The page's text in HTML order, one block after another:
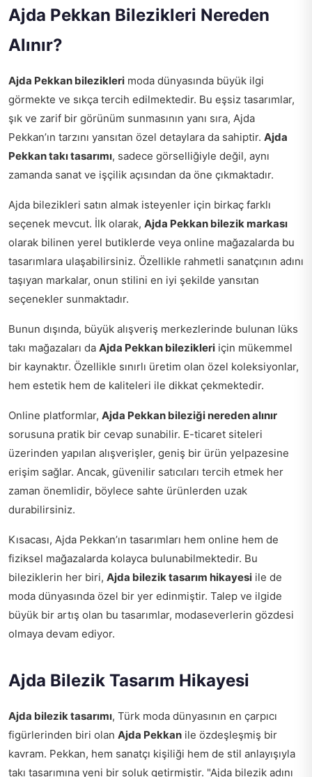
Ajda Pekkan Bilezikleri Nereden
Alınır?
Ajda Pekkan bilezikleri moda dünyasında büyük ilgi
görmekte ve sıkça tercih edilmektedir. Bu eşsiz tasarımlar,
şık ve zarif bir görünüm sunmasının yanı sıra, Ajda
Pekkan’ın tarzını yansıtan özel detaylara da sahiptir. Ajda
Pekkan takı tasarımı, sadece görselliğiyle değil, aynı
zamanda sanat ve işçilik açısından da öne çıkmaktadır.
Ajda bilezikleri satın almak isteyenler için birkaç farklı
seçenek mevcut. İlk olarak, Ajda Pekkan bilezik markası
olarak bilinen yerel butiklerde veya online mağazalarda bu
tasarımlara ulaşabilirsiniz. Özellikle rahmetli sanatçının adını
taşıyan markalar, onun stilini en iyi şekilde yansıtan
seçenekler sunmaktadır.
Bunun dışında, büyük alışveriş merkezlerinde bulunan lüks
takı mağazaları da Ajda Pekkan bilezikleri için mükemmel
bir kaynaktır. Özellikle sınırlı üretim olan özel koleksiyonlar,
hem estetik hem de kaliteleri ile dikkat çekmektedir.
Online platformlar, Ajda Pekkan bileziği nereden alınır
sorusuna pratik bir cevap sunabilir. E-ticaret siteleri
üzerinden yapılan alışverişler, geniş bir ürün yelpazesine
erişim sağlar. Ancak, güvenilir satıcıları tercih etmek her
zaman önemlidir, böylece sahte ürünlerden uzak
durabilirsiniz.
Kısacası, Ajda Pekkan’ın tasarımları hem online hem de
fiziksel mağazalarda kolayca bulunabilmektedir. Bu
bileziklerin her biri, Ajda bilezik tasarım hikayesi ile de
moda dünyasında özel bir yer edinmiştir. Talep ve ilgide
büyük bir artış olan bu tasarımlar, modaseverlerin gözdesi
olmaya devam ediyor.
Ajda Bilezik Tasarım Hikayesi
Ajda bilezik tasarımı, Türk moda dünyasının en çarpıcı
figürlerinden biri olan Ajda Pekkan ile özdeşleşmiş bir
kavram. Pekkan, hem sanatçı kişiliği hem de stil anlayışıyla
takı tasarımına yeni bir soluk getirmiştir. "Ajda bilezik adını